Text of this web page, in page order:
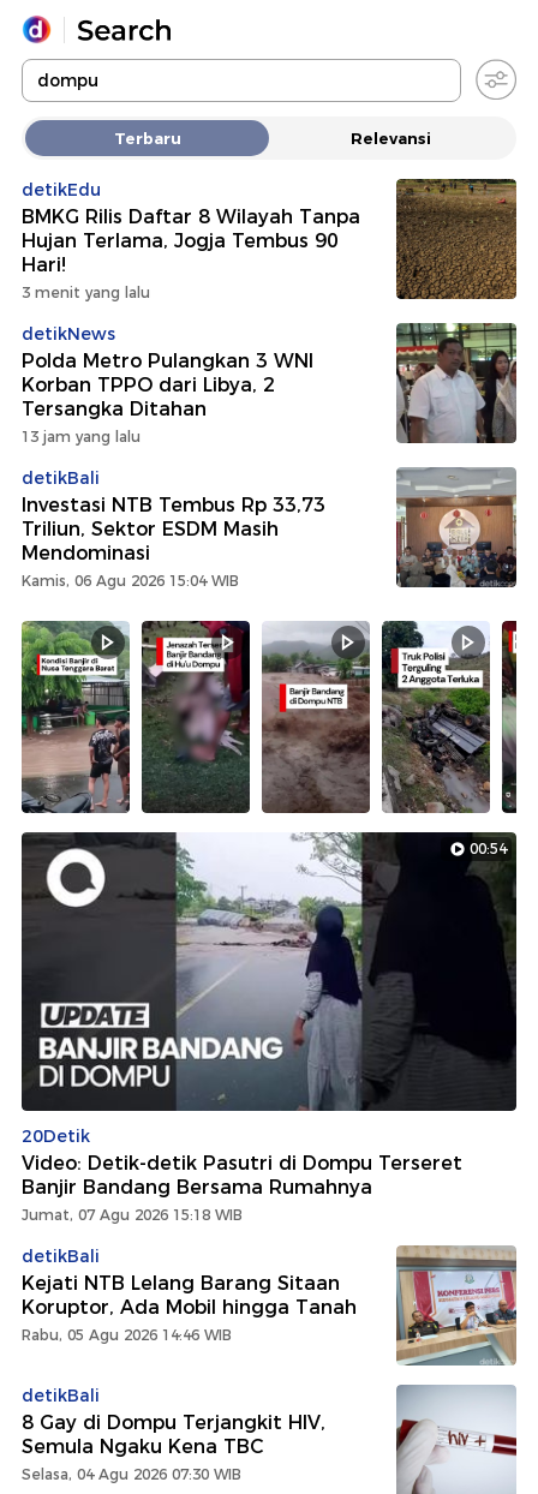
Yang sedang ramai dicari
Loading...
Promoted
Terakhir yang dicari
Terbaru Relevansi
detikEdu
BMKG Rilis Daftar 8 Wilayah Tanpa
Hujan Terlama, Jogja Tembus 90
Hari!
3 menit yang lalu
detikNews
Polda Metro Pulangkan 3 WNI
Korban TPPO dari Libya, 2
Tersangka Ditahan
13 jam yang lalu
detikBali
Investasi NTB Tembus Rp 33,73
Triliun, Sektor ESDM Masih
Mendominasi
Kamis, 06 Agu 2026 15:04 WIB
00:54
20Detik
Video: Detik-detik Pasutri di Dompu Terseret
Banjir Bandang Bersama Rumahnya
Jumat, 07 Agu 2026 15:18 WIB
detikBali
Kejati NTB Lelang Barang Sitaan
Koruptor, Ada Mobil hingga Tanah
Rabu, 05 Agu 2026 14:46 WIB
detikBali
8 Gay di Dompu Terjangkit HIV,
Semula Ngaku Kena TBC
Selasa, 04 Agu 2026 07:30 WIB